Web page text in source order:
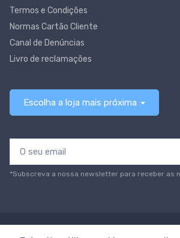
Termos e Condições
Normas Cartão Cliente
Canal de Denúncias
Livro de reclamações
Escolha a loja mais próxima
*Subscreva a nossa newsletter para receber as